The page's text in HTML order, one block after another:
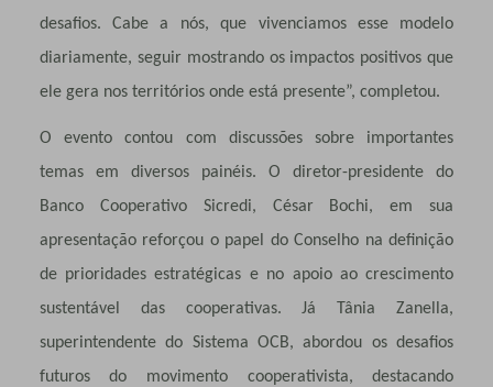
desafios. Cabe a nós, que vivenciamos esse modelo
diariamente, seguir mostrando os impactos positivos que
ele gera nos territórios onde está presente”, completou.
O evento contou com discussões sobre importantes
temas em diversos painéis. O diretor-presidente do
Banco Cooperativo Sicredi, César Bochi, em sua
apresentação reforçou o papel do Conselho na definição
de prioridades estratégicas e no apoio ao crescimento
sustentável das cooperativas. Já Tânia Zanella,
superintendente do Sistema OCB, abordou os desafios
futuros do movimento cooperativista, destacando